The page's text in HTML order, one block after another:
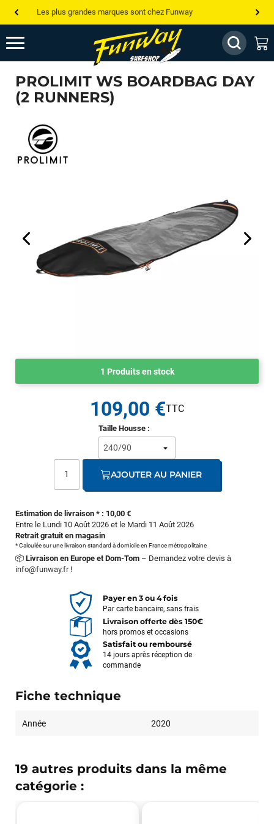
Les plus grandes marques sont chez Funway
Jusqu’à -75% de remise sur le windsurf, wingfoil, etc...
💰 Meilleur prix garanti — Moins cher ailleurs ? On s’aligne !
Besoin de conseils de pro ? Appelle nous !
PROLIMIT WS BOARDBAG DAY
(2 RUNNERS)
1 Produits en stock
Estimation de livraison * : 10,00 €
Entre le Lundi 10 Août 2026 et le Mardi 11 Août 2026
Retrait gratuit en magasin
* Calculée sur une livraison standard à domicile en France métropolitaine
📦 Livraison en Europe et Dom-Tom – Demandez votre devis à
info@funway.fr!
Taille Housse :
109,00 €
AJOUTER AU PANIER
Payer en 3 ou 4 fois
Par carte bancaire, sans frais
Livraison offerte dès 150€
hors promos et occasions
Satisfait ou remboursé
14 jours après réception de
commande
Fiche technique
Année 2020
19 autres produits dans la même
catégorie :